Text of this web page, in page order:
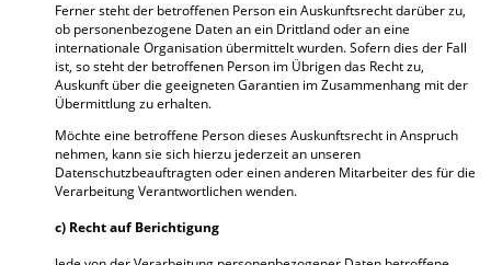
Ferner steht der betroffenen Person ein Auskunftsrecht darüber zu,
ob personenbezogene Daten an ein Drittland oder an eine
internationale Organisation übermittelt wurden. Sofern dies der Fall
ist, so steht der betroffenen Person im Übrigen das Recht zu,
Auskunft über die geeigneten Garantien im Zusammenhang mit der
Übermittlung zu erhalten.
Möchte eine betroffene Person dieses Auskunftsrecht in Anspruch
nehmen, kann sie sich hierzu jederzeit an unseren
Datenschutzbeauftragten oder einen anderen Mitarbeiter des für die
Verarbeitung Verantwortlichen wenden.
c) Recht auf Berichtigung